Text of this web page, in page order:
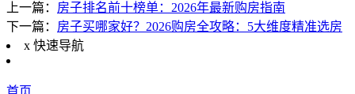
上一篇： 房子排名前十榜单：2026年最新购房指南
下一篇： 房子买哪家好？2026购房全攻略：5大维度精准选房
x 快速导航
首页